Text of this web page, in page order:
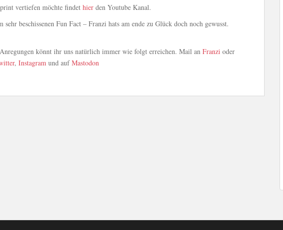
vertiefen möchte findet hier den Youtube Kanal.
beschissenen Fun Fact – Franzi hats am ende zu Glück doch noch gewusst.
könnt ihr uns natürlich immer wie folgt erreichen. Mail an Franzi oder
, Instagram und aufMastodon